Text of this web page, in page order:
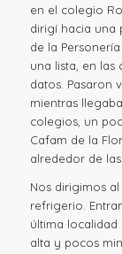
en el colegio
dirigí hacia una
de la
una lista, en
datos. Pasaron
mientras
colegios, un
Cafam de la
alrededor de
Nos dirigimos
refrigerio.
última
alta y pocos